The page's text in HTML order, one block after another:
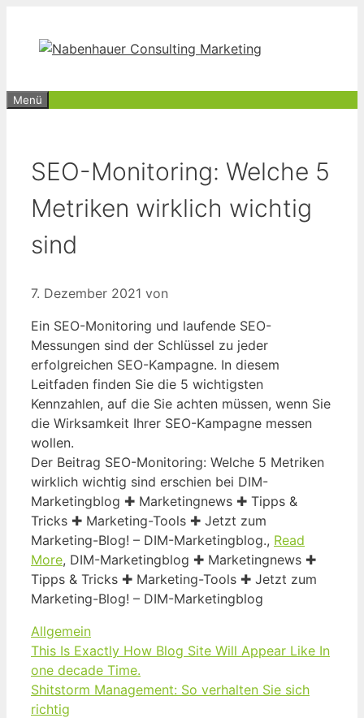
springen
Menü
SEO-Monitoring: Welche 5
Metriken wirklich wichtig
sind
7. Dezember 2021 von
Ein SEO-Monitoring und laufende SEO-
Messungen sind der Schlüssel zu jeder
erfolgreichen SEO-Kampagne. In diesem
Leitfaden finden Sie die 5 wichtigsten
Kennzahlen, auf die Sie achten müssen, wenn Sie
die Wirksamkeit Ihrer SEO-Kampagne messen
wollen.
Der Beitrag SEO-Monitoring: Welche 5 Metriken
wirklich wichtig sind erschien bei DIM-
Marketingblog ✚ Marketingnews ✚ Tipps &
Tricks ✚ Marketing-Tools ✚ Jetzt zum
Marketing-Blog! – DIM-Marketingblog., Read
More, DIM-Marketingblog ✚ Marketingnews ✚
Tipps & Tricks ✚ Marketing-Tools ✚ Jetzt zum
Marketing-Blog! – DIM-Marketingblog
Kategorien
Allgemein
This Is Exactly How Blog Site Will Appear Like In
one decade Time.
Shitstorm Management: So verhalten Sie sich
richtig